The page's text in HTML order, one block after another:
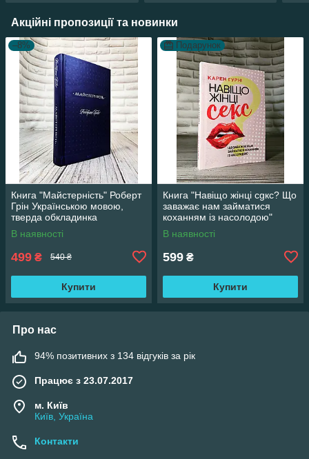
Акційні пропозиції та новинки
–8%
Книга "Майстерність" Роберт
Грін Українською мовою,
тверда обкладинка
В наявності
499 ₴ 540 ₴
Купити
Подарунок
Книга "Навіщо жінці сgкс? Що
заважає нам займатися
коханням із насолодою"
В наявності
599 ₴
Купити
Про нас
94% позитивних з 134 відгуків за рік
Працює з 23.07.2017
м. Київ
Київ, Україна
Контакти